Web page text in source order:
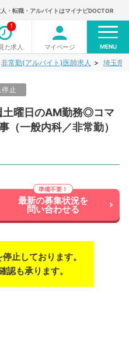
・転職・アルバイトはマイナビDOCTOR
た求人
1
マイページ MENU
非常勤(アルバイト)医師求人 埼玉県
止
土曜日のAM勤務◎コマ
（一般内科／非常勤）
最新の募集状況を
問い合わせる
止しております。
認も承ります。